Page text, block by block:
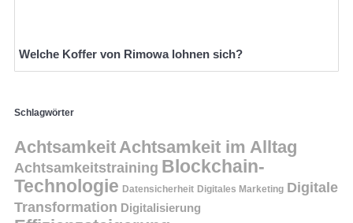
Welche Koffer von Rimowa lohnen sich?
Schlagwörter
AchtsamkeitAchtsamkeit im Alltag
Achtsamkeitstraining Blockchain-
Technologie Datensicherheit Digitales Marketing Digitale
Transformation Digitalisierung